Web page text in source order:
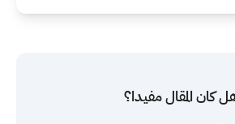
كان المقال مفيدا؟